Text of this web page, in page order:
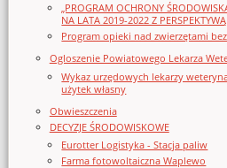
„PROGRAM OCHRONY
NA LATA 2019-2022 Z
Program opieki nad zwierzętami
Ogloszenie Powiatowego Lekarza
Wykaz urzędowych lekarzy
użytek własny
Obwieszczenia
DECYZJE ŚRODOWISKOWE
Eurotter Logistyka - Stacja paliw
Farma fotowoltaiczna Waplewo